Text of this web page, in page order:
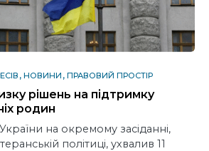
НОВИНИ ПРАВОВИЙ ПРОСТІР
рішень на підтримку
родин
України на окремому засіданні,
політиці, ухвалив 11